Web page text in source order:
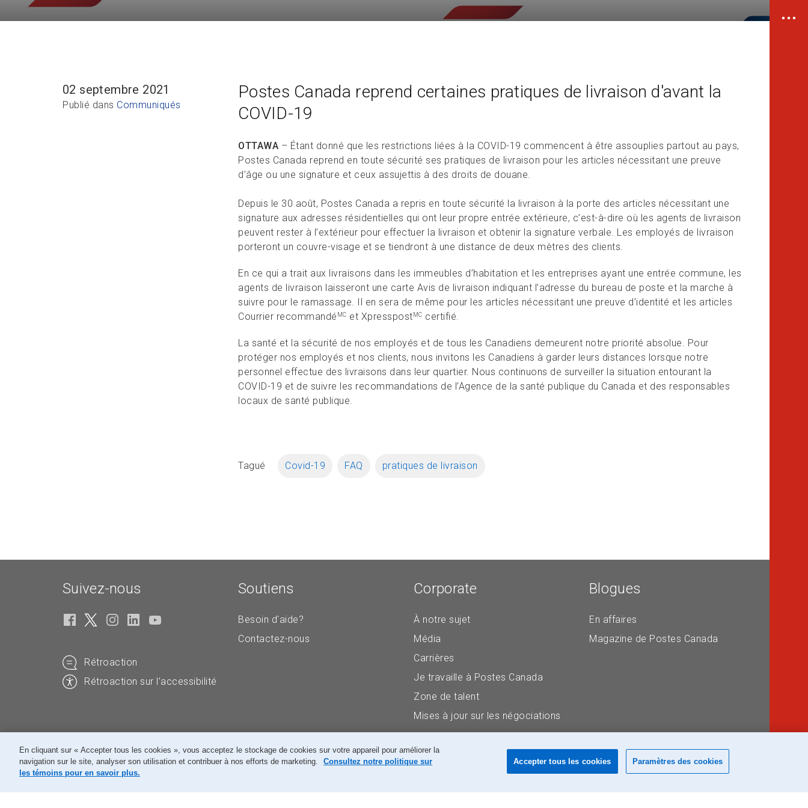
02 septembre 2021
Publié dans Communiqués
Postes Canada reprend certaines pratiques de livraison d'avant la
COVID-19
OTTAWA – Étant donné que les restrictions liées à la COVID-19 commencent à être assouplies partout au pays,
Postes Canada reprend en toute sécurité ses pratiques de livraison pour les articles nécessitant une preuve
d’âge ou une signature et ceux assujettis à des droits de douane.
Depuis le 30 août, Postes Canada a repris en toute sécurité la livraison à la porte des articles nécessitant une
signature aux adresses résidentielles qui ont leur propre entrée extérieure, c’est-à-dire où les agents de livraison
peuvent rester à l’extérieur pour effectuer la livraison et obtenir la signature verbale. Les employés de livraison
porteront un couvre-visage et se tiendront à une distance de deux mètres des clients.
En ce qui a trait aux livraisons dans les immeubles d’habitation et les entreprises ayant une entrée commune, les
agents de livraison laisseront une carte Avis de livraison indiquant l’adresse du bureau de poste et la marche à
suivre pour le ramassage. Il en sera de même pour les articles nécessitant une preuve d’identité et les articles
Courrier recommandé MC et XpresspostMC certifié.
La santé et la sécurité de nos employés et de tous les Canadiens demeurent notre priorité absolue. Pour
protéger nos employés et nos clients, nous invitons les Canadiens à garder leurs distances lorsque notre
personnel effectue des livraisons dans leur quartier. Nous continuons de surveiller la situation entourant la
COVID-19 et de suivre les recommandations de l’Agence de la santé publique du Canada et des responsables
locaux de santé publique.
Tagué Covid-19 FAQ pratiques de livraison
Suivez-nous
Rétroaction
Rétroaction sur l’accessibilité
Soutiens
Besoin d'aide?
Contactez-nous
Corporate
À notre sujet
Média
Carrières
Je travaille à Postes Canada
Zone de talent
Mises à jour sur les négociations
Blogues
En affaires
Magazine de Postes Canada
© Société canadienne des postes Accessibilité Avis juridiques Confidentialité Recherche
En cliquant sur « Accepter tous les cookies », vous acceptez le stockage de cookies sur votre appareil pour améliorer la
navigation sur le site, analyser son utilisation et contribuer à nos efforts de marketing.
Consultez notre politique sur
les témoins pour en savoir plus.
Paramètres des cookies
Accepter tous les cookies